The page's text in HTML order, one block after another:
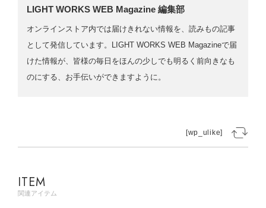
LIGHT WORKS WEB Magazine 編集部
オンラインストア内では届けきれない情報を、読みもの記事
として発信しています。LIGHT WORKS WEB Magazineで届
けた情報が、皆様の毎日をほんの少しでも明るく前向きなも
のにする、お手伝いができますように。
[wp_ulike]
ITEM
関連アイテム